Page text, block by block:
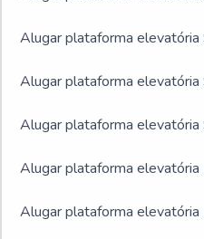
Alugar plataforma elevatória
Alugar plataforma elevatória
Alugar plataforma elevatória
Alugar plataforma elevatória
Alugar plataforma elevatória